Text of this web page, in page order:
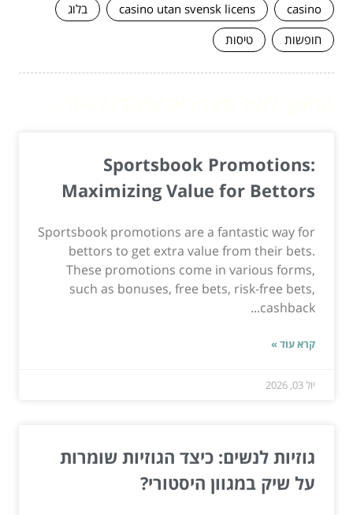
casino
casino utan svensk licens
בלוג
חופשות
טיסות
Sportsbook Promotions:
Maximizing Value for Bettors
Sportsbook promotions are a fantastic way for
bettors to get extra value from their bets.
These promotions come in various forms,
such as bonuses, free bets, risk-free bets,
cashback...
קרא עוד »
יול 03, 2026
גוזיות לנשים: כיצד הגוזיות שומרות
על שיק במגוון היסטורי?